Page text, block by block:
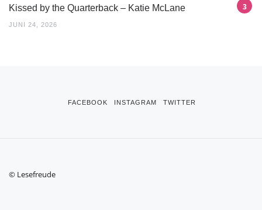
Kissed by the Quarterback – Katie McLane
JUNI 24, 2026
FACEBOOK INSTAGRAM TWITTER
© Lesefreude